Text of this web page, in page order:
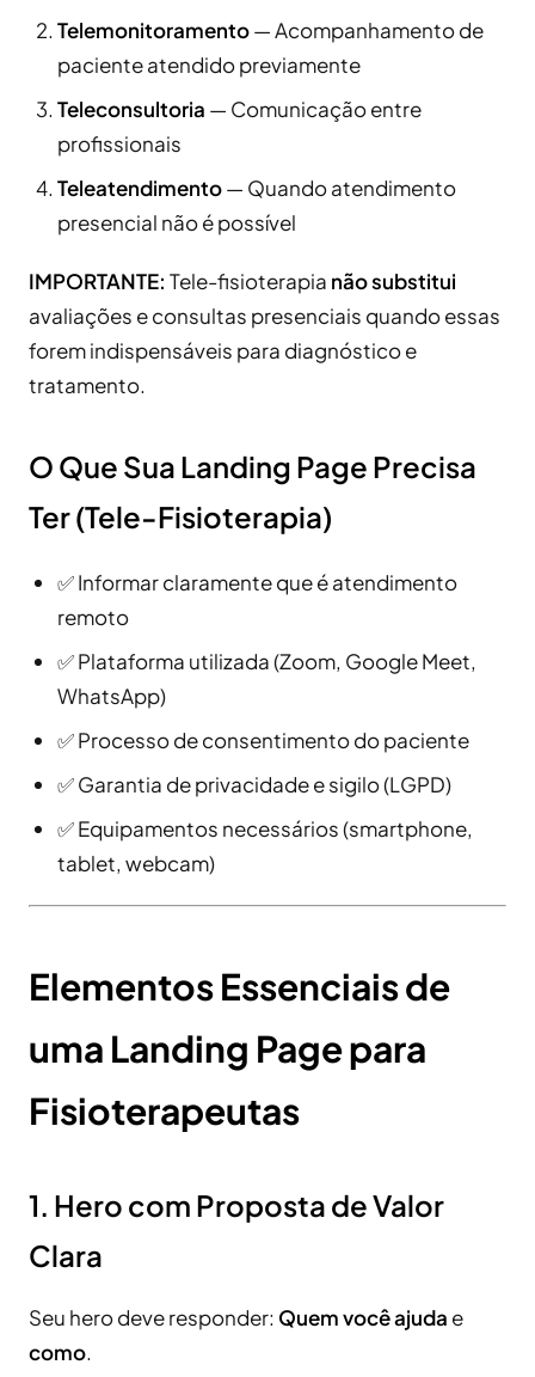
Telemonitoramento— Acompanhamento de
paciente atendido previamente
Teleconsultoria — Comunicação entre
profissionais
Teleatendimento— Quando atendimento
presencial não é possível
IMPORTANTE: Tele-fisioterapia não substitui
avaliações e consultas presenciais quando essas
forem indispensáveis para diagnóstico e
tratamento.
O Que Sua Landing Page Precisa
Ter (Tele-Fisioterapia)
✅ Informar claramente que é atendimento
remoto
✅ Plataforma utilizada (Zoom, Google Meet,
WhatsApp)
✅ Processo de consentimento do paciente
✅ Garantia de privacidade e sigilo (LGPD)
✅ Equipamentos necessários (smartphone,
tablet, webcam)
Elementos Essenciais de
uma Landing Page para
Fisioterapeutas
1. Hero com Proposta de Valor
Clara
Seu hero deve responder: Quem você ajuda e
como.